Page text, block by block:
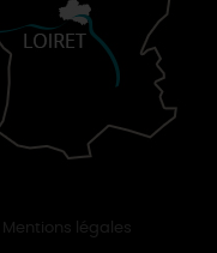
Mentions légales